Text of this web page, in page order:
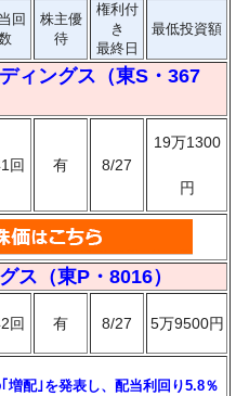
回
株主優
待
権利付
き
最終日
最低投資額
ィングス（東S・367
回 有 8/27
19万1300
円
ス（東P・8016）
回 有 8/27 5万9500円
増配｣を発表し、配当利回り5.8％